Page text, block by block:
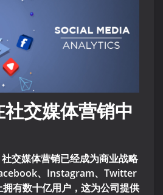
交媒体营销中
交媒体营销已经成为商业战略
、Instagram、Twitter
有数十亿用户，这为公司提供